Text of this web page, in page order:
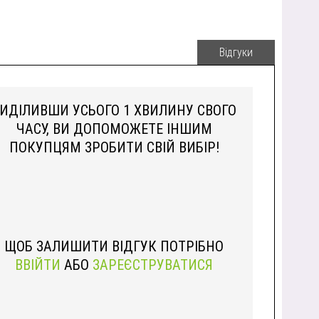
Відгуки
УСЬОГО 1 ХВИЛИНУ СВОГО
ЧАСУ, ВИ ДОПОМОЖЕТЕ ІНШИМ
ПОКУПЦЯМ ЗРОБИТИ СВІЙ ВИБІР!
ЩОБ ЗАЛИШИТИ ВІДГУК ПОТРІБНО
ВВІЙТИ АБО ЗАРЕЄСТРУВАТИСЯ